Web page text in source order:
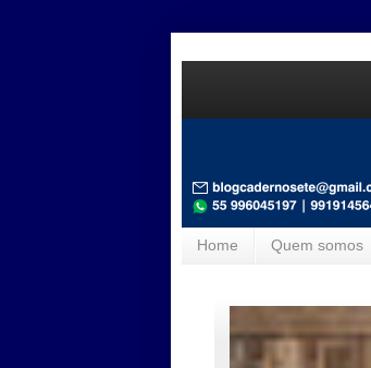
Home Quem somos